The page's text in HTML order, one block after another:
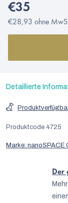
€35
€28,93 ohne
Detaillierte
Marke: nanoSPACE
Produktcode 4725
Der